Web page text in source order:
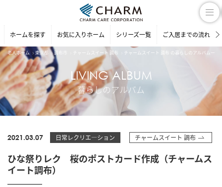
ホームを探す お気に入りホーム シリーズ一覧 ご入居までの流れ
老人ホーム 東京都 調布市 チャームスイート 調布 チャームスイート 調布 の暮らしのアルバム一覧
LIVING ALBUM
暮らしのアルバム
2021.03.07 日常レクリエ―ション チャームスイート 調布
ひな祭りレク 桜のポストカード作成（チャームス
イート調布）